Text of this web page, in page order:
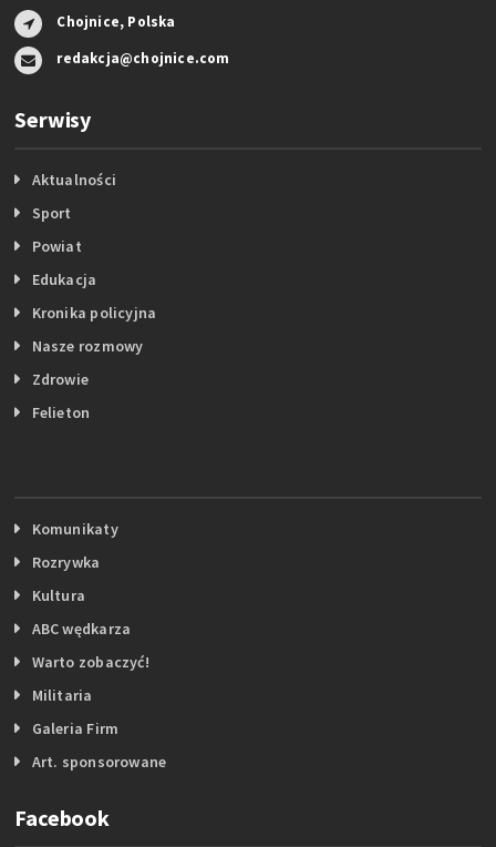
Chojnice, Polska
redakcja@chojnice.com
Serwisy
Aktualności
Sport
Powiat
Edukacja
Kronika policyjna
Nasze rozmowy
Zdrowie
Felieton
Komunikaty
Rozrywka
Kultura
ABC wędkarza
Warto zobaczyć!
Militaria
Galeria Firm
Art. sponsorowane
Facebook